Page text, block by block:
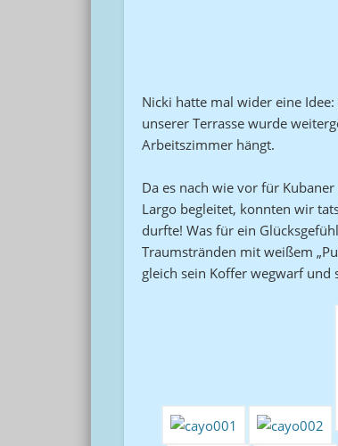
Nicki hatte mal wider eine
unserer Terrasse wurde
Arbeitszimmer hängt.
Da es nach wie vor für
Largo begleitet, konnten wir
durfte! Was für ein
Traumstränden mit weißem
gleich sein Koffer wegwarf